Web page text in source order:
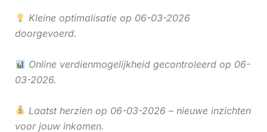
Kleine optimalisatie op 06-03-2026
doorgevoerd.
Online verdienmogelijkheid gecontroleerd op 06-
03-2026.
Laatst herzien op 06-03-2026 – nieuwe inzichten
voor jouw inkomen.